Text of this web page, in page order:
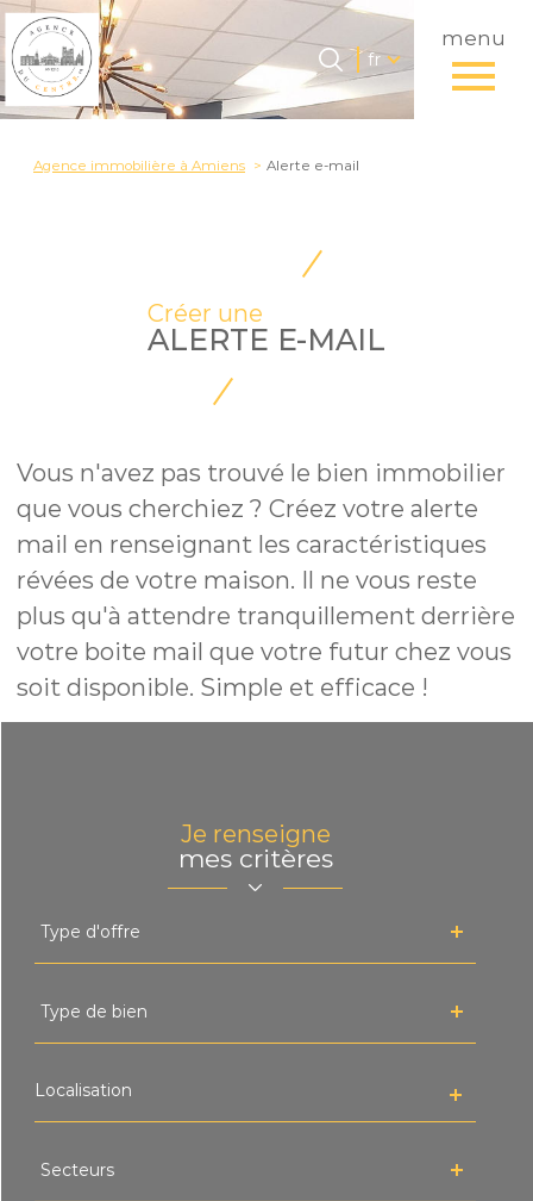
menu
Langue
fr
Accueil
Langue
fr
Agence immobilière à Amiens Alerte e-mail
Créer une
ALERTE E-MAIL
Vous n'avez pas trouvé le bien immobilier
que vous cherchiez ? Créez votre alerte
mail en renseignant les caractéristiques
révées de votre maison. Il ne vous reste
plus qu'à attendre tranquillement derrière
votre boite mail que votre futur chez vous
soit disponible. Simple et efficace !
Je renseigne
mes critères
d'offre
Type d'offre
de
bien
Type de bien
Secteurs